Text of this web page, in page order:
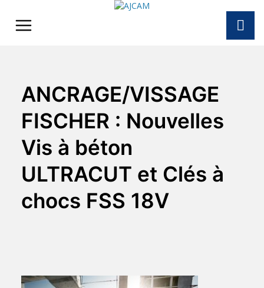
content
ANCRAGE/VISSAGE
FISCHER : Nouvelles
Vis à béton
ULTRACUT et Clés à
chocs FSS 18V